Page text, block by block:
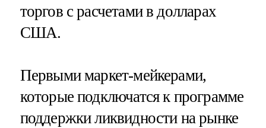
торгов с расчетами в долларах
США.
Первыми маркет-мейкерами,
которые подключатся к программе
поддержки ликвидности на рынке